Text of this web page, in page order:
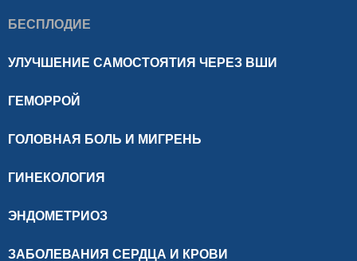
БЕСПЛОДИЕ
УЛУЧШЕНИЕ САМОСТОЯТИЯ ЧЕРЕЗ ВШИ
ГЕМОРРОЙ
ГОЛОВНАЯ БОЛЬ И МИГРЕНЬ
ГИНЕКОЛОГИЯ
ЭНДОМЕТРИОЗ
ЗАБОЛЕВАНИЯ СЕРДЦА И КРОВИ